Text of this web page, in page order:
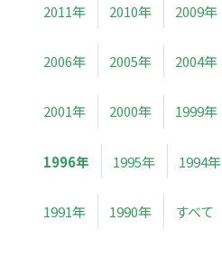
2011年 2010年 2009年
2006年 2005年 2004年
2001年 2000年 1999年
1996年 1995年 1994年
1991年 1990年 すべて